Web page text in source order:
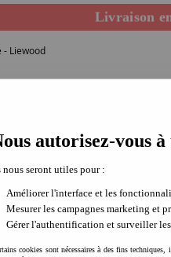
Livraison
- Liewood
CREATIFS
autorisez-vous
nous seront utiles pour :
Améliorer l'interface et les
Mesurer les campagnes marketing et
Gérer l'authentification et surveiller
cookies sont nécessaires à des fins